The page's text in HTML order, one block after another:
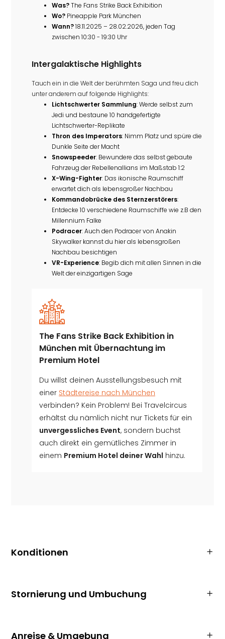
Was?The Fans Strike Back Exhibition
Wo? Pineapple Park München
Wann?18.11.2025 – 28.02.2026, jeden Tag
zwischen 10:30 - 19:30 Uhr
Intergalaktische Highlights
Tauch ein in die Welt der berühmten Saga und freu dich
unter anderem auf folgende Highlights:
Lichtschwerter Sammlung: Werde selbst zum
Jedi und bestaune 10 handgefertigte
Lichtschwerter-Replikate
Thron des Imperators: Nimm Platz und spüre die
Dunkle Seite der Macht
Snowspeeder: Bewundere das selbst gebaute
Fahrzeug der Rebellenallians im Maßstab 1:2
X-Wing-Fighter: Das ikonische Raumschiff
erwartet dich als lebensgroßer Nachbau
Kommandobrücke des Sternzerstörers:
Entdecke 10 verschiedene Raumschiffe wie z.B den
Millennium Falke
Podracer: Auch den Podracer von Anakin
Skywalker kannst du hier als lebensgroßen
Nachbau besichtigen
VR-Experience: Begib dich mit allen Sinnen in die
Welt der einzigartigen Sage
The Fans Strike Back Exhibition in
München mit Übernachtung im
Premium Hotel
Du willst deinen Ausstellungsbesuch mit
einer Städtereise nach München
verbinden? Kein Problem! Bei Travelcircus
erhältst du nämlich nicht nur Tickets für ein
unvergessliches Event, sondern buchst
auch direkt ein gemütliches Zimmer in
einem Premium Hotel deiner Wahl hinzu.
Konditionen
Stornierung und Umbuchung
Anreise & Umgebung